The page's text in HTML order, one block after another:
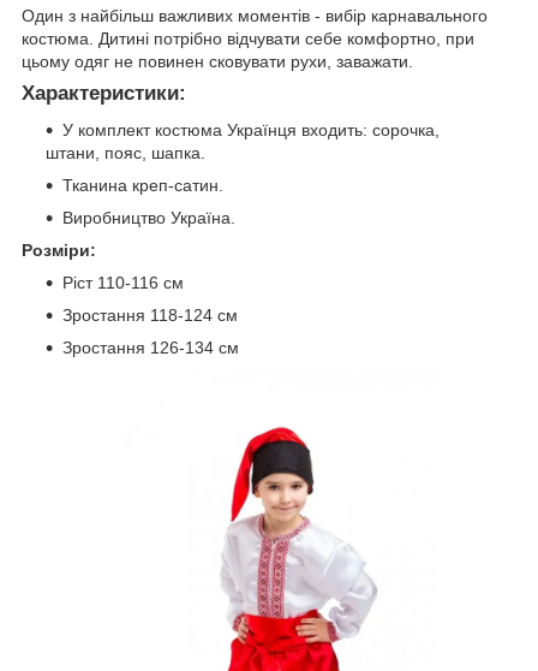
Один з найбільш важливих моментів - вибір карнавального
костюма. Дитині потрібно відчувати себе комфортно, при
цьому одяг не повинен сковувати рухи, заважати.
Характеристики:
У комплект костюма Українця входить: сорочка,
штани, пояс, шапка.
Тканина креп-сатин.
Виробництво Україна.
Розміри:
Ріст 110-116 см
Зростання 118-124 см
Зростання 126-134 см